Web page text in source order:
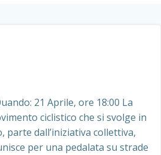
21 Aprile, ore 18:00 La
ciclistico che si svolge in
parte dall’iniziativa collettiva,
per una pedalata su strade